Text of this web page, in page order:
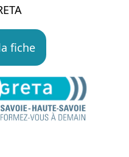
fiche